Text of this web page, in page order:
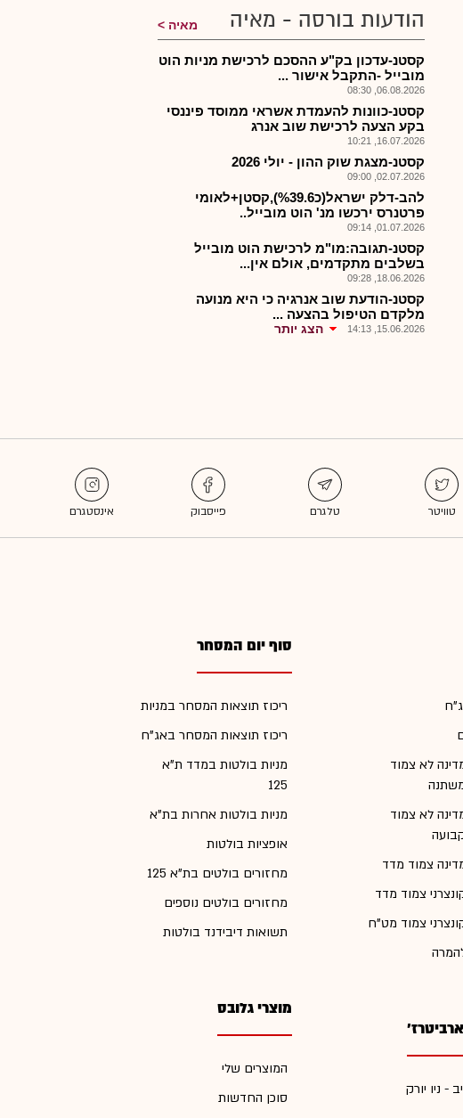
הודעות בורסה - מאיה מאיה
קסטנ-עדכון בק"ע ההסכם לרכישת מניות הוט
מובייל -התקבל אישור ...
06.08.2026, 08:30
קסטנ-כוונות להעמדת אשראי ממוסד פיננסי
בקע הצעה לרכישת שוב אנרג
16.07.2026, 10:21
קסטנ-מצגת שוק ההון - יולי 2026
02.07.2026, 09:00
להב-דלק ישראל(כ%39.6),קסטן+לאומי
פרטנרס ירכשו מנ' הוט מובייל..
01.07.2026, 09:14
קסטנ-תגובה:מו"מ לרכישת הוט מובייל
בשלבים מתקדמים, אולם אין...
18.06.2026, 09:28
קסטנ-הודעת שוב אנרגיה כי היא מנועה
מלקדם הטיפול בהצעה ...
15.06.2026, 14:13 הצג יותר
לא צמוד
לא צמוד
צמוד מדד
צמוד מדד
צמוד מט"ח
- ניו יורק
סוף יום המסחר
ריכוז תוצאות המסחר במניות
ריכוז תוצאות המסחר באג"ח
מניות בולטות במדד ת"א
125
מניות בולטות אחרות בת"א
אופציות בולטות
מחזורים בולטים בת"א 125
מחזורים בולטים נוספים
תשואות דיבידנד בולטות
מוצרי גלובס
המוצרים שלי
סוכן החדשות